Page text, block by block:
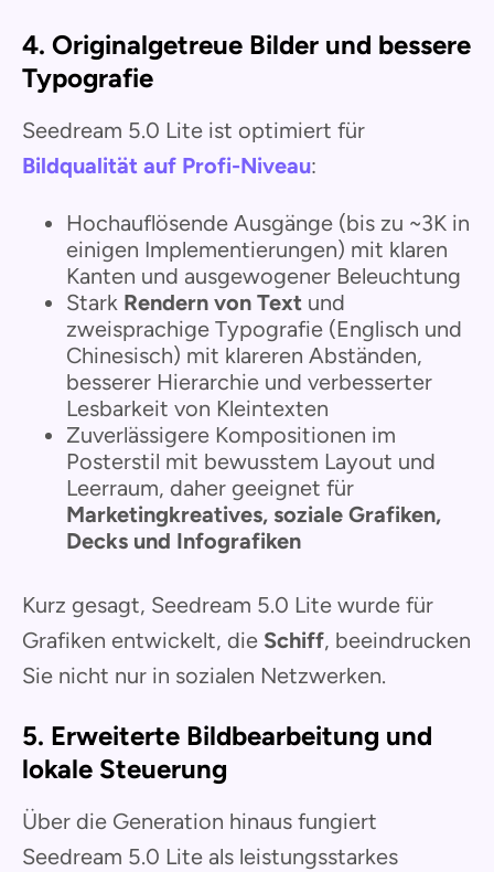
4. Originalgetreue Bilder und bessere
Typografie
Seedream 5.0 Lite ist optimiert für
Bildqualität auf Profi-Niveau:
Hochauflösende Ausgänge (bis zu ~3K in
einigen Implementierungen) mit klaren
Kanten und ausgewogener Beleuchtung
Stark Rendern von Text und
zweisprachige Typografie (Englisch und
Chinesisch) mit klareren Abständen,
besserer Hierarchie und verbesserter
Lesbarkeit von Kleintexten
Zuverlässigere Kompositionen im
Posterstil mit bewusstem Layout und
Leerraum, daher geeignet für
Marketingkreatives, soziale Grafiken,
Decks und Infografiken
Kurz gesagt, Seedream 5.0 Lite wurde für
Grafiken entwickelt, die Schiff, beeindrucken
Sie nicht nur in sozialen Netzwerken.
5. Erweiterte Bildbearbeitung und
lokale Steuerung
Über die Generation hinaus fungiert
Seedream 5.0 Lite als leistungsstarkes